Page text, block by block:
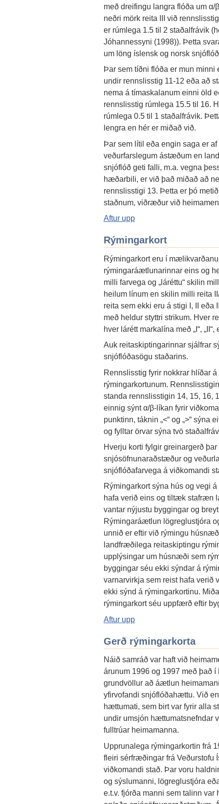
með dreifingu langra flóða um
neðri mörk reita III við
er rúmlega 1.5 til 2 staðalfrávik
Jóhannessyni (1998)). Þetta
um löng íslensk og norsk
Þar sem tíðni flóða er mun minni
undir rennslisstig 11-12 eða að
nema á tímaskalanum einni öld
rennslisstig rúmlega 15.5 til 16.
rúmlega 0.5 til 1 staðalfrávik.
lengra en hér er miðað við.
Þar sem lítil eða engin saga er
veðurfarslegum ástæðum en
snjóflóð geti falli, m.a. vegna
hæðarbili, er við það miðað að
rennslisstigi 13. Þetta er þó
staðnum, viðræður við
Aftur upp
Rýmingarkort
Rýmingarkort eru í
rýmingaráætlunarinnar eins og
milli farvega og „láréttu“ skilin
heilum línum en skilin milli reita
reita sem ekki eru á stigi I, II
með heldur styttri strikum. Hver
hver lárétt markalína með „I“, „II“,
Auk reitaskiptingarinnar sjálfrar
snjóflóðasögu staðarins.
Rennslisstig fyrir nokkrar hlíðar
rýmingarkortunum.
standa rennslisstigin 14, 15, 16,
einnig sýnt α/β-líkan fyrir
punktinn, táknin „<“ og „>“ sýna
og fylltar örvar sýna tvö
Hverju korti fylgir greinargerð
snjósöfnunaraðstæður og
snjóflóðafarvega á viðkomandi
Rýmingarkort sýna hús og vegi
hafa verið eins og tiltæk stafræn
vantar nýjustu byggingar og
Rýmingaráætlun lögreglustjóra
unnið er eftir við rýmingu
landfræðilega reitaskiptingu
upplýsingar um húsnæði sem
byggingar séu ekki sýndar á
varnarvirkja sem reist hafa verið
ekki sýnd á rýmingarkortinu.
rýmingarkort séu uppfærð eftir
Aftur upp
Gerð rýmingarkorta
Náið samráð var haft við
árunum 1996 og 1997 með það
grundvöllur að áætlun
yfirvofandi snjóflóðahættu. Við
hættumati, sem birt var fyrir alla
undir umsjón hættumatsnefndar
fulltrúar heimamanna.
Upprunalega rýmingarkortin frá
fleiri sérfræðingar frá Veðurstofu
viðkomandi stað. Þar voru
og sýslumanni, lögreglustjóra
e.t.v. fjórða manni sem talinn